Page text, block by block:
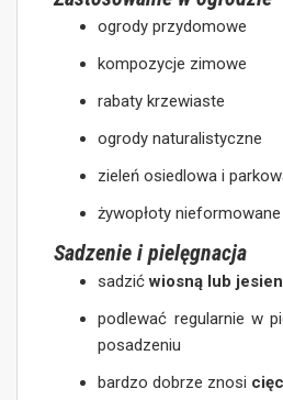
ogrody przydomowe
kompozycje zimowe
rabaty krzewiaste
ogrody naturalistyczne
zieleń osiedlowa i
żywopłoty nieformowane
Sadzenie i pielęgnacja
sadzićwiosną lub
podlewać regularnie w
posadzeniu
bardzo dobrze znosi